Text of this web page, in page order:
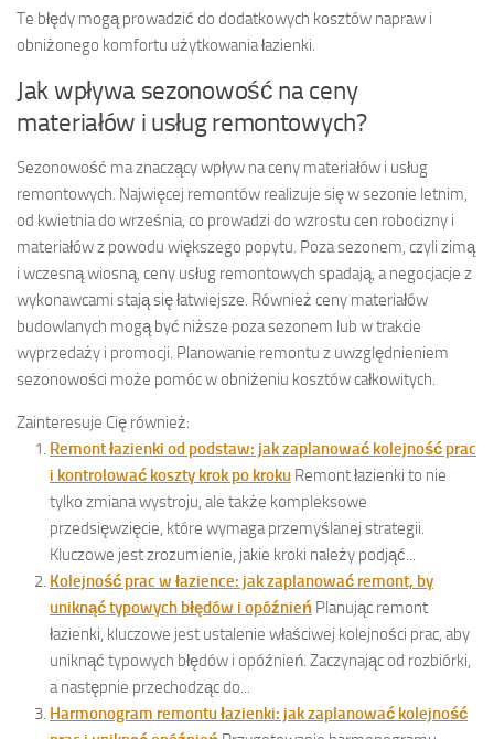
Te błędy mogą prowadzić do dodatkowych kosztów napraw i
obniżonego komfortu użytkowania łazienki.
Jak wpływa sezonowość na ceny
materiałów i usług remontowych?
Sezonowość ma znaczący wpływ na ceny materiałów i usług
remontowych. Najwięcej remontów realizuje się w sezonie letnim,
od kwietnia do września, co prowadzi do wzrostu cen robocizny i
materiałów z powodu większego popytu. Poza sezonem, czyli zimą
i wczesną wiosną, ceny usług remontowych spadają, a negocjacje z
wykonawcami stają się łatwiejsze. Również ceny materiałów
budowlanych mogą być niższe poza sezonem lub w trakcie
wyprzedaży i promocji. Planowanie remontu z uwzględnieniem
sezonowości może pomóc w obniżeniu kosztów całkowitych.
Zainteresuje Cię również:
Remont łazienki od podstaw: jak zaplanować kolejność prac
i kontrolować koszty krok po kroku Remont łazienki to nie
tylko zmiana wystroju, ale także kompleksowe
przedsięwzięcie, które wymaga przemyślanej strategii.
Kluczowe jest zrozumienie, jakie kroki należy podjąć...
Kolejność prac w łazience: jak zaplanować remont, by
uniknąć typowych błędów i opóźnień Planując remont
łazienki, kluczowe jest ustalenie właściwej kolejności prac, aby
uniknąć typowych błędów i opóźnień. Zaczynając od rozbiórki,
a następnie przechodząc do...
Harmonogram remontu łazienki: jak zaplanować kolejność